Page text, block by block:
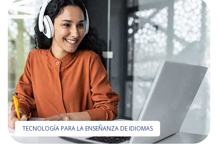
TECNOLOGÍA PARA LA ENSEÑANZA DE IDIOMAS